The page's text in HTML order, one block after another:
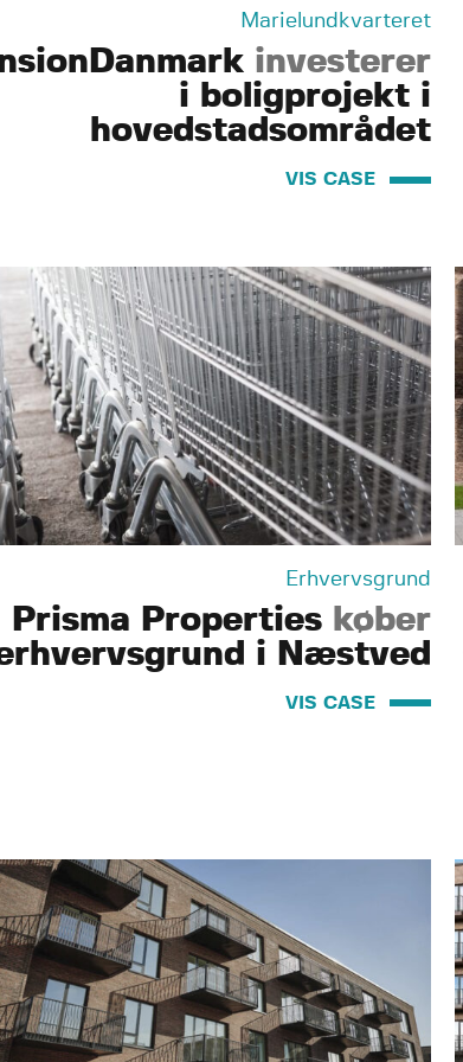
Marielundkvarteret
investerer
i boligprojekt i
hovedstadsområdet
VIS CASE
Erhvervsgrund
Prisma Properties køber
i Næstved
VIS CASE